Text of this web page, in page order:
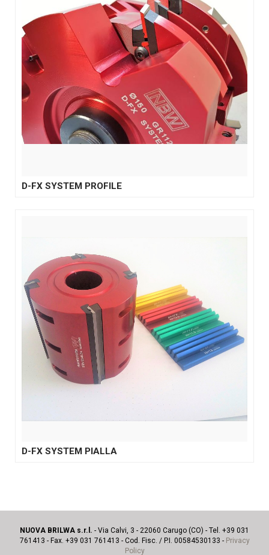
D-FX SYSTEM PROFILE
D-FX SYSTEM PIALLA
NUOVA BRILWA s.r.l. - Via Calvi, 3 - 22060 Carugo (CO) - Tel. +39 031
761413 - Fax. +39 031 761413 - Cod. Fisc. / P.I. 00584530133 - Privacy
Policy